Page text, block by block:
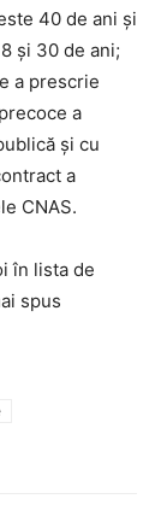
40 de ani şi
şi 30 de ani;
a prescrie
a
şi cu
a
CNAS.
în lista de
spus